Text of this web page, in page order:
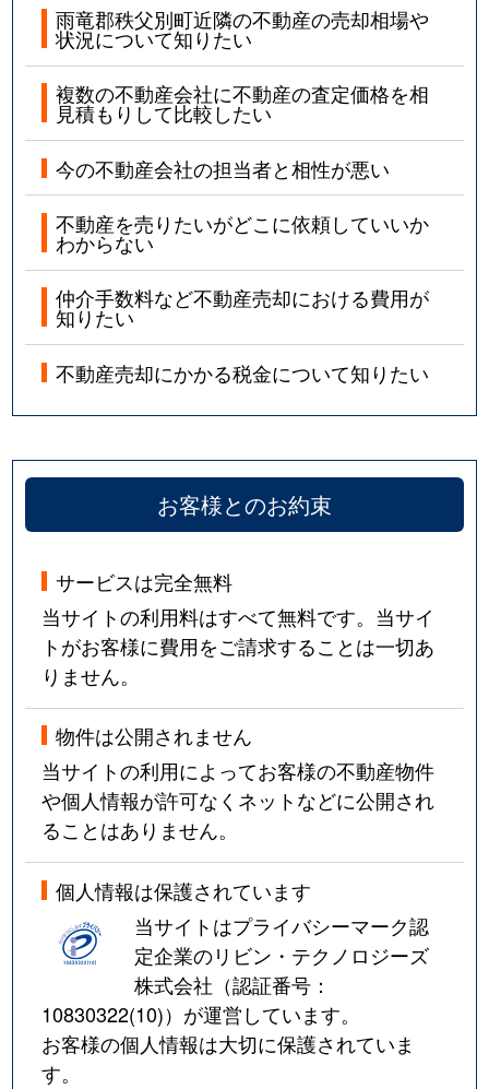
雨竜郡秩父別町近隣の不動産の売却相場や
状況について知りたい
複数の不動産会社に不動産の査定価格を相
見積もりして比較したい
今の不動産会社の担当者と相性が悪い
不動産を売りたいがどこに依頼していいか
わからない
仲介手数料など不動産売却における費用が
知りたい
不動産売却にかかる税金について知りたい
お客様とのお約束
サービスは完全無料
当サイトの利用料はすべて無料です。当サイ
トがお客様に費用をご請求することは一切あ
りません。
物件は公開されません
当サイトの利用によってお客様の不動産物件
や個人情報が許可なくネットなどに公開され
ることはありません。
個人情報は保護されています
当サイトはプライバシーマーク認
定企業のリビン・テクノロジーズ
株式会社（認証番号：
10830322(10)）が運営しています。
お客様の個人情報は大切に保護されていま
す。